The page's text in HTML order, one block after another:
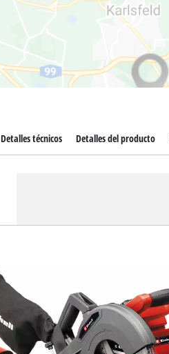
Detalles técnicos Detalles del producto